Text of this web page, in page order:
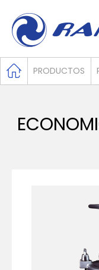
PRODUCTOS